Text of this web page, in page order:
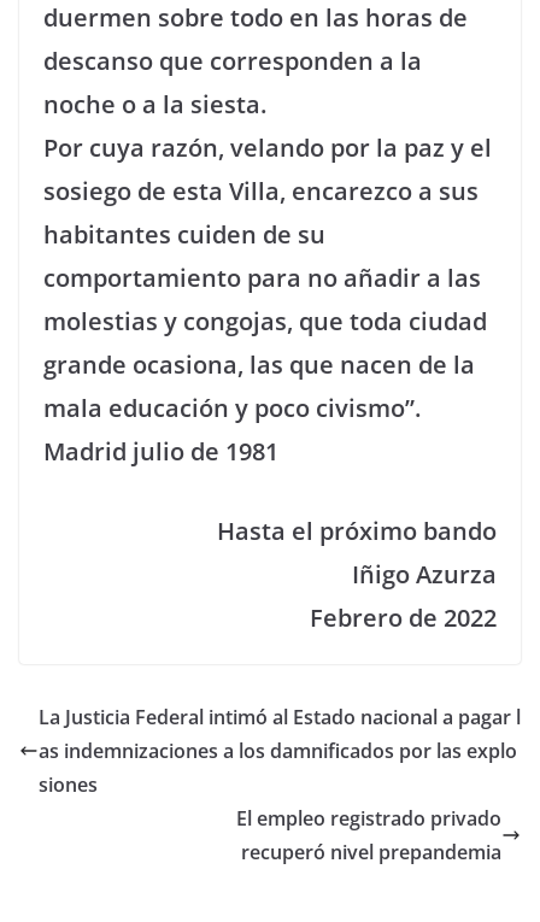
duermen sobre todo en las horas de
descanso que corresponden a la
noche o a la siesta.
Por cuya razón, velando por la paz y el
sosiego de esta Villa, encarezco a sus
habitantes cuiden de su
comportamiento para no añadir a las
molestias y congojas, que toda ciudad
grande ocasiona, las que nacen de la
mala educación y poco civismo”.
Madrid julio de 1981
Hasta el próximo bando
Iñigo Azurza
Febrero de 2022
La Justicia Federal intimó al Estado nacional a pagar l
as indemnizaciones a los damnificados por las explo
siones
El empleo registrado privado
recuperó nivel prepandemia